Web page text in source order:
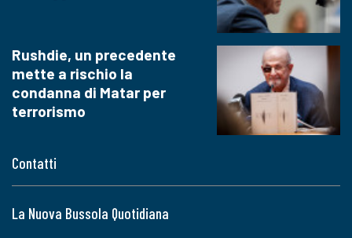
Contatti
La Nuova Bussola Quotidiana
Rushdie, un precedente
mette a rischio la
condanna di Matar per
terrorismo